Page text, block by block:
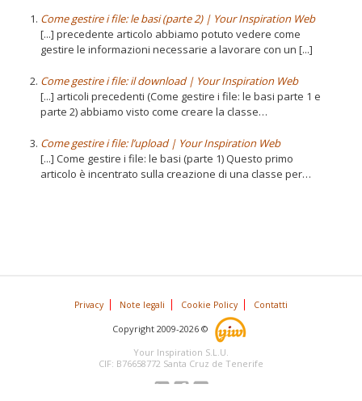
Come gestire i file: le basi (parte 2) | Your Inspiration Web
[...] precedente articolo abbiamo potuto vedere come
gestire le informazioni necessarie a lavorare con un [...]
Come gestire i file: il download | Your Inspiration Web
[...] articoli precedenti (Come gestire i file: le basi parte 1 e
parte 2) abbiamo visto come creare la classe…
Come gestire i file: l’upload | Your Inspiration Web
[...] Come gestire i file: le basi (parte 1) Questo primo
articolo è incentrato sulla creazione di una classe per…
Privacy Note legali Cookie Policy Contatti
Copyright 2009-2026 ©
Your Inspiration S.L.U.
CIF: B76658772 Santa Cruz de Tenerife